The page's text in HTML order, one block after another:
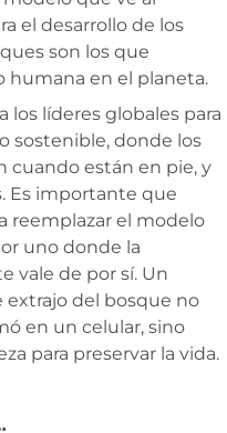
el desarrollo de los
son los que
humana en el planeta.
los líderes globales para
sostenible, donde los
cuando están en pie, y
Es importante que
reemplazar el modelo
uno donde la
vale de por sí. Un
del bosque no
en un celular, sino
para preservar la vida.